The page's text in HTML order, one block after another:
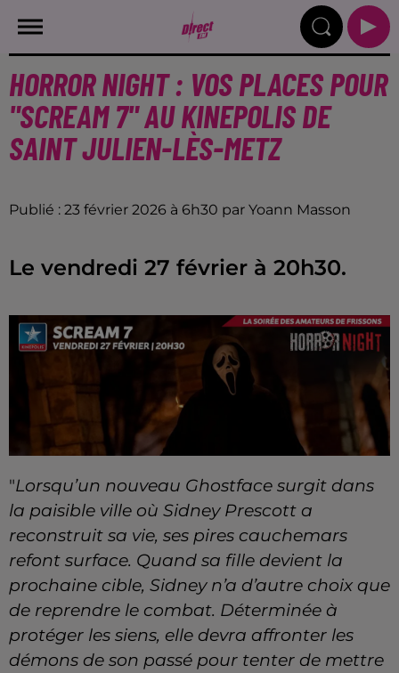
HORROR NIGHT : VOS PLACES POUR
"SCREAM 7" AU KINEPOLIS DE
SAINT JULIEN-LÈS-METZ
Publié : 23 février 2026 à 6h30 par Yoann Masson
Le vendredi 27 février à 20h30.
"Lorsqu’un nouveau Ghostface surgit dans
la paisible ville où Sidney Prescott a
reconstruit sa vie, ses pires cauchemars
refont surface. Quand sa fille devient la
prochaine cible, Sidney n’a d’autre choix que
de reprendre le combat. Déterminée à
protéger les siens, elle devra affronter les
démons de son passé pour tenter de mettre